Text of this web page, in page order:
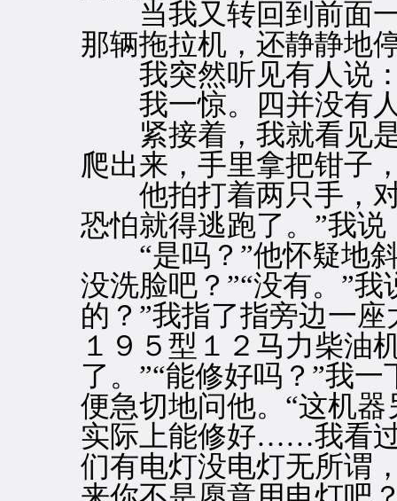
当我又转回到前面一
那辆拖拉机，还静静地
我突然听见有人说：
我一惊。四并没有人
紧接着，我就看见是
爬出来，手里拿把钳子
他拍打着两只手，对
恐怕就得逃跑了。”我
“是吗？”他怀疑地
没洗脸吧？”“没有。”
的？”我指了指旁边一
１９５型１２马力柴油
了。”“能修好吗？”我
便急切地问他。“这机
实际上能修好……我看过
们有电灯没电灯无所